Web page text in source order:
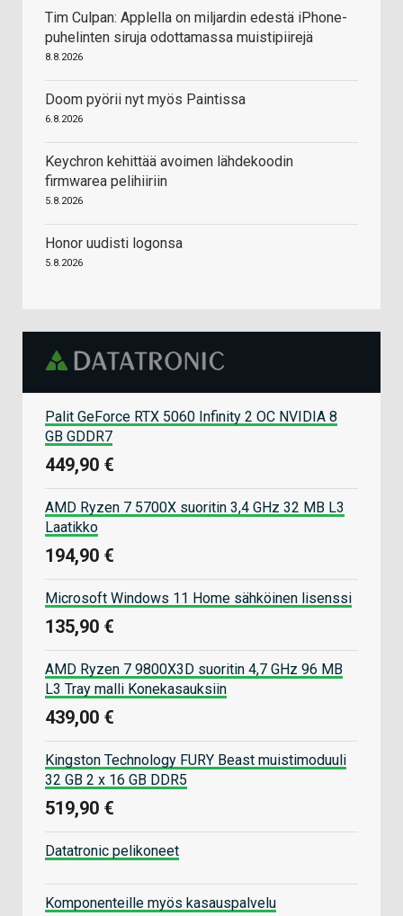
Tim Culpan: Applella on miljardin edestä iPhone-
puhelinten siruja odottamassa muistipiirejä
8.8.2026
Doom pyörii nyt myös Paintissa
6.8.2026
Keychron kehittää avoimen lähdekoodin
firmwarea pelihiiriin
5.8.2026
Honor uudisti logonsa
5.8.2026
Palit GeForce RTX 5060 Infinity 2 OC NVIDIA 8
GB GDDR7
449,90 €
AMD Ryzen 7 5700X suoritin 3,4 GHz 32 MB L3
Laatikko
194,90 €
Microsoft Windows 11 Home sähköinen lisenssi
135,90 €
AMD Ryzen 7 9800X3D suoritin 4,7 GHz 96 MB
L3 Tray malli Konekasauksiin
439,00 €
Kingston Technology FURY Beast muistimoduuli
32 GB 2 x 16 GB DDR5
519,90 €
Datatronic pelikoneet
Komponenteille myös kasauspalvelu